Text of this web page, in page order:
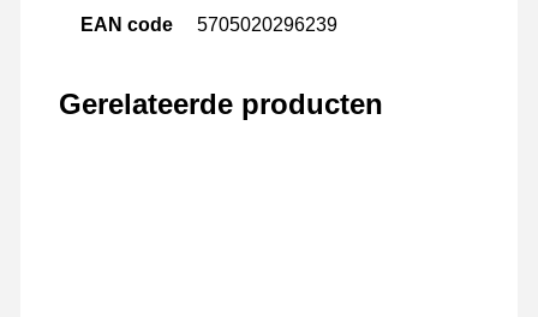
EAN code 5705020296239
Gerelateerde producten